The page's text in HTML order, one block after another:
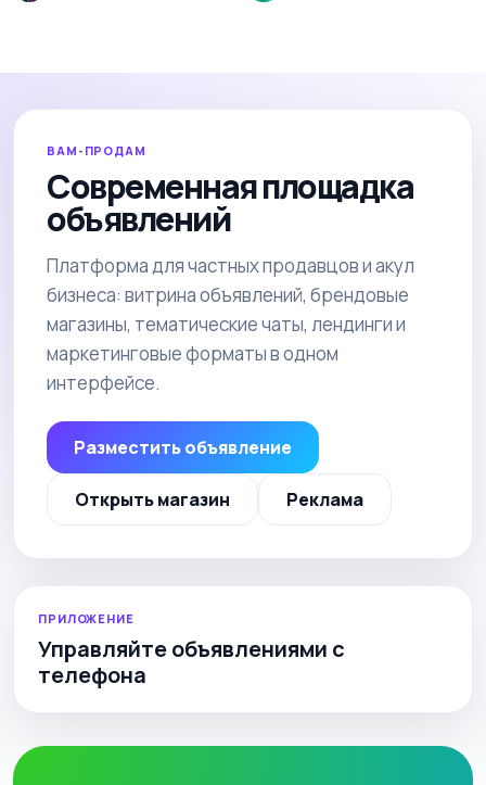
ВАМ-ПРОДАМ
Современная площадка
объявлений
Платформа для частных продавцов и акул
бизнеса: витрина объявлений, брендовые
магазины, тематические чаты, лендинги и
маркетинговые форматы в одном
интерфейсе.
Разместить объявление
Открыть магазин Реклама
ПРИЛОЖЕНИЕ
Управляйте объявлениями с
телефона